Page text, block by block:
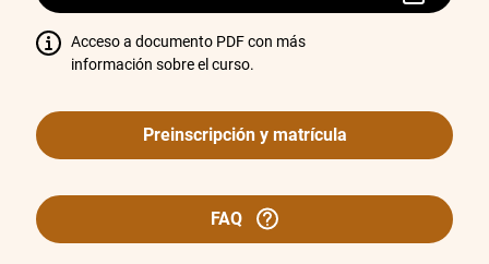
Acceso a documento PDF con más
información sobre el curso.
Preinscripción y matrícula
FAQ